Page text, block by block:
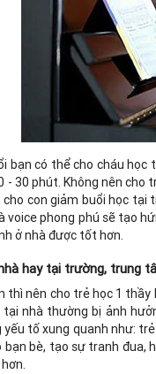
bạn có thể cho cháu
- 30 phút. Không nên cho
con giảm buổi học
voice phong phú sẽ tạo
ở nhà được tốt hơn.
hay tại trường, trung
thì nên cho trẻ học 1
nhà thường bị ảnh
tố xung quanh như:
bè, tạo sự tranh đua,